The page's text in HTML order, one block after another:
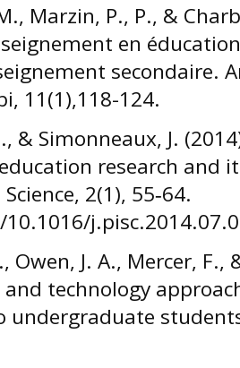
Marzin, P., P., &
en
secondaire.
11(1),118-124.
& Simonneaux, J.
research and
2(1), 55‑64.
Owen, J. A., Mercer, F.,
technology
undergraduate